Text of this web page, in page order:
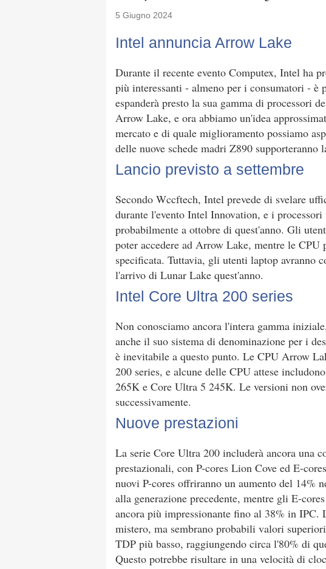
5 Giugno 2024
Intel annuncia Arrow Lake
Durante il recente evento Computex, Intel ha
più interessanti - almeno per i consumatori - è
espanderà presto la sua gamma di processori
Arrow Lake, e ora abbiamo un'idea
mercato e di quale miglioramento possiamo
delle nuove schede madri Z890
Lancio previsto a settembre
Secondo Wccftech, Intel prevede di svelare
durante l'evento Intel Innovation, e i
probabilmente a ottobre di quest'anno. Gli
poter accedere ad Arrow Lake, mentre le CPU
specificata. Tuttavia, gli utenti laptop avranno
l'arrivo di Lunar Lake quest'anno.
Intel Core Ultra 200 series
Non conosciamo ancora l'intera gamma
anche il suo sistema di denominazione per i
è inevitabile a questo punto. Le CPU Arrow
200 series, e alcune delle CPU attese
265K e Core Ultra 5 245K. Le versioni non
successivamente.
Nuove prestazioni
La serie Core Ultra 200 includerà ancora una
prestazionali, con P-cores Lion Cove ed E-
nuovi P-cores offriranno un aumento del 14%
alla generazione precedente, mentre gli E-
ancora più impressionante fino al 38% in IPC.
mistero, ma sembrano probabili valori
TDP più basso, raggiungendo circa l'80% di
Questo potrebbe risultare in una velocità di